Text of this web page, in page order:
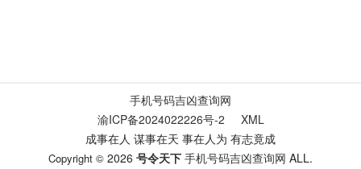
手机号码吉凶查询网
渝ICP备2024022226号-2
XML
成事在人 谋事在天 事在人为 有志竟成
Copyright © 2026 号令天下 手机号码吉凶查询网 ALL.